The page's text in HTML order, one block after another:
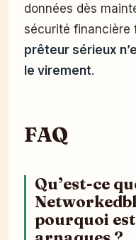
données dès
sécurité financière
prêteur sérieux
le virement.
FAQ
Qu’est-ce
pourquoi